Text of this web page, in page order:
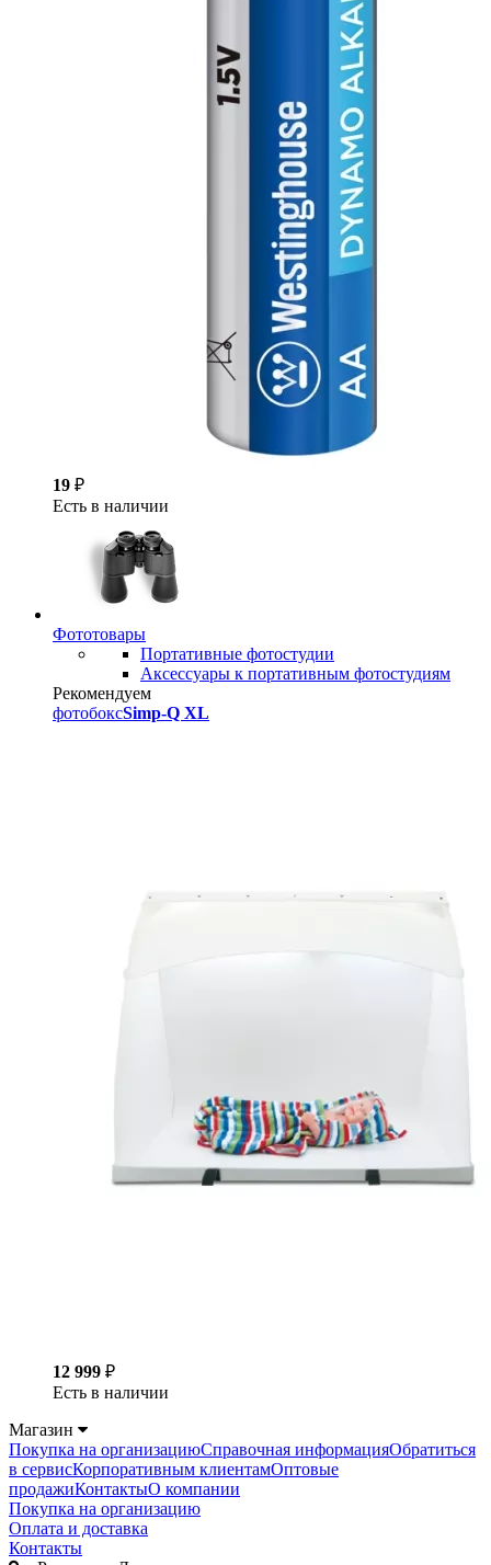
19 ₽
Есть в наличии
Фототовары
Портативные фотостудии
Аксессуары к портативным фотостудиям
Рекомендуем
фотобоксSimp-Q XL
12 999 ₽
Есть в наличии
Магазин
Покупка на организациюСправочная информацияОбратиться
в сервисКорпоративным клиентамОптовые
продажиКонтактыО компании
Покупка на организацию
Оплата и доставка
Контакты